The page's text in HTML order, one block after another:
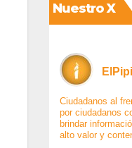
Nuestro X
Ciudadanos al
por ciudadanos
brindar
alto valor y